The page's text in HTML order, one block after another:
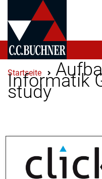
Startseite
Informatik
study